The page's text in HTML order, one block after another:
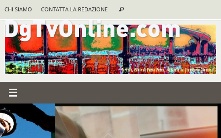
contenuto
CHI SIAMO CONTATTA LA REDAZIONE Cerca